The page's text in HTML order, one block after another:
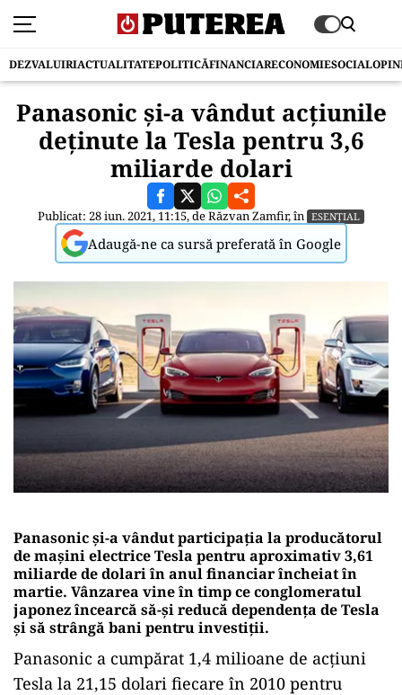
DEZVALUIRIACTUALITATEPOLITICĂFINANCIARECONOMIESOCIAL
Panasonic și-a vândut acțiunile
deținute la Tesla pentru 3,6
miliarde dolari
Publicat: 28 iun. 2021, 11:15, deRăzvan Zamfir, în ESENȚIAL
Adaugă-ne ca sursă preferată în Google
Panasonic și-a vândut participația la producătorul
de mașini electrice Tesla pentru aproximativ 3,61
miliarde de dolari în anul financiar încheiat în
martie. Vânzarea vine în timp ce conglomeratul
japonez încearcă să-și reducă dependența de Tesla
și să strângă bani pentru investiții.
Panasonic a cumpărat 1,4 milioane de acțiuni
Tesla la 21,15 dolari fiecare în 2010 pentru